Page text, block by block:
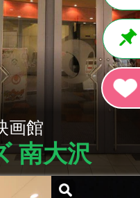
画館
南大沢